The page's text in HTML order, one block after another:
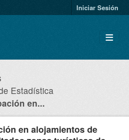
Iniciar Sesión
Estadística
en...
en alojamientos de